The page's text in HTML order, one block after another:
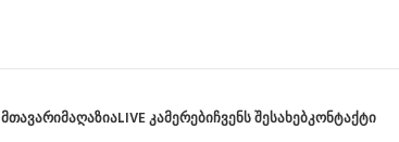
ᲛᲗᲐᲕᲐᲠᲘᲛᲐᲦᲐᲖᲘᲐLIVE ᲙᲐᲛᲔᲠᲔᲑᲘᲩᲕᲔᲜᲡ ᲨᲔᲡᲐᲮᲔᲑᲙᲝᲜᲢᲐᲥᲢᲘ